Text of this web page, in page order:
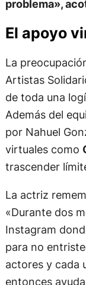
problema»,
El apoyo
La
Artistas
de toda una
Además del
por Nahuel
virtuales como
trascender
La actriz
«Durante dos
Instagram
para no
actores y cada